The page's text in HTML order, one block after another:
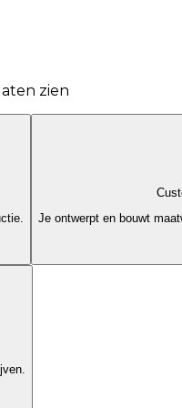
zien
Je ontwerpt en bouwt